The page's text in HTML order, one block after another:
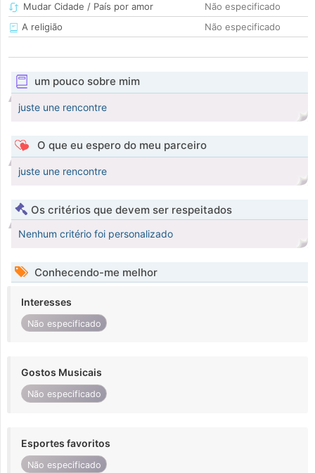
Mudar Cidade / País por amor
Não especificado
A religião
Não especificado
um pouco sobre mim
juste une rencontre
O que eu espero do meu parceiro
juste une rencontre
Os critérios que devem ser respeitados
Nenhum critério foi personalizado
Conhecendo-me melhor
Interesses
Não especificado
Gostos Musicais
Não especificado
Esportes favoritos
Não especificado